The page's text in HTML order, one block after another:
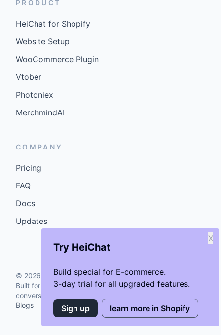
Try HeiChat
Build special for E-commerce.
3-day trial for all upgraded features.
X
Sign up learn more in Shopify
PRODUCT
HeiChat for Shopify
Website Setup
WooCommerce Plugin
Vtober
Photoniex
MerchmindAI
COMPANY
Pricing
FAQ
Docs
Updates
© 2026 GenCybers Inc. All rights reserved.
Built for storefronts that want faster answers and cleaner
conversions.
Blogs